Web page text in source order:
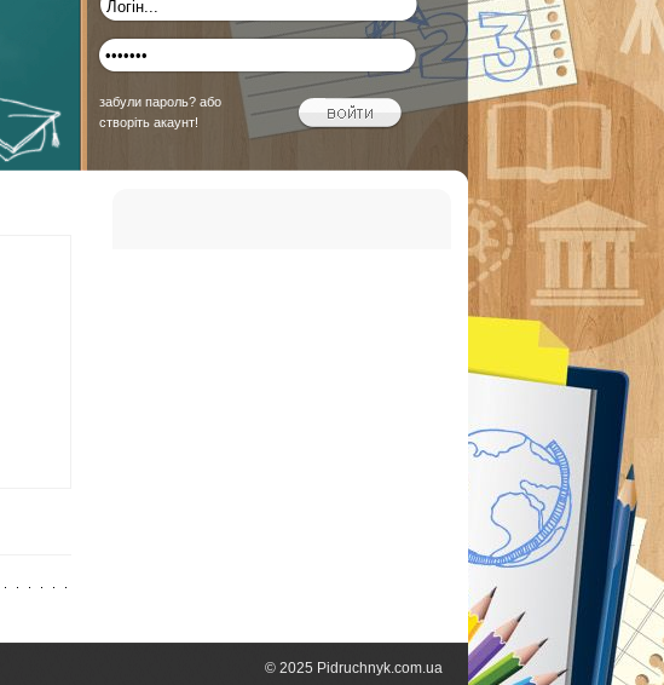
забули пароль? або
створіть акаунт!
© 2025 Pidruchnyk.com.ua